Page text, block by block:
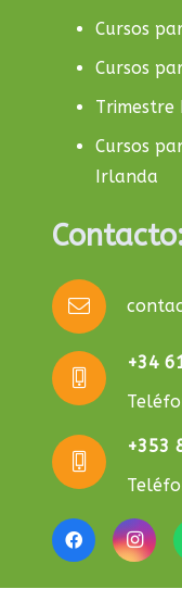
Cursos
Cursos
Trimestre
Cursos
Irlanda
+34
+353